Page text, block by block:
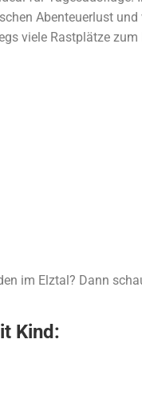
Abenteuerlust
viele Rastplätze zum
im Elztal? Dann
Kind: